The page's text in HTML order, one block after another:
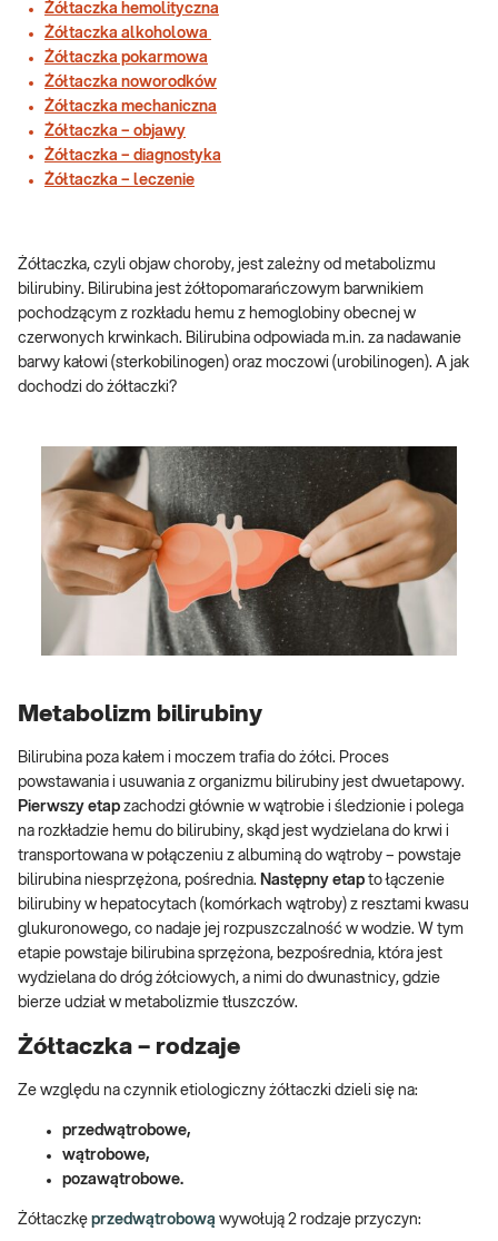
Żółtaczka hemolityczna
Żółtaczka alkoholowa
Żółtaczka pokarmowa
Żółtaczka noworodków
Żółtaczka mechaniczna
Żółtaczka – objawy
Żółtaczka – diagnostyka
Żółtaczka – leczenie
Żółtaczka, czyli objaw choroby, jest zależny od metabolizmu
bilirubiny. Bilirubina jest żółtopomarańczowym barwnikiem
pochodzącym z rozkładu hemu z hemoglobiny obecnej w
czerwonych krwinkach. Bilirubina odpowiada m.in. za nadawanie
barwy kałowi (sterkobilinogen) oraz moczowi (urobilinogen). A jak
dochodzi do żółtaczki?
Metabolizm bilirubiny
Bilirubina poza kałem i moczem trafia do żółci. Proces
powstawania i usuwania z organizmu bilirubiny jest dwuetapowy.
Pierwszy etap zachodzi głównie w wątrobie i śledzionie i polega
na rozkładzie hemu do bilirubiny, skąd jest wydzielana do krwi i
transportowana w połączeniu z albuminą do wątroby – powstaje
bilirubina niesprzężona, pośrednia. Następny etap to łączenie
bilirubiny w hepatocytach (komórkach wątroby) z resztami kwasu
glukuronowego, co nadaje jej rozpuszczalność w wodzie. W tym
etapie powstaje bilirubina sprzężona, bezpośrednia, która jest
wydzielana do dróg żółciowych, a nimi do dwunastnicy, gdzie
bierze udział w metabolizmie tłuszczów.
Żółtaczka – rodzaje
Ze względu na czynnik etiologiczny żółtaczki dzieli się na:
przedwątrobowe,
wątrobowe,
pozawątrobowe.
Żółtaczkę przedwątrobową wywołują 2 rodzaje przyczyn: